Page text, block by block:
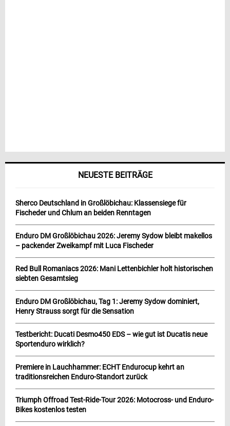
NEUESTE BEITRÄGE
Sherco Deutschland in Großlöbichau: Klassensiege für
Fischeder und Chlum an beiden Renntagen
Enduro DM Großlöbichau 2026: Jeremy Sydow bleibt makellos
– packender Zweikampf mit Luca Fischeder
Red Bull Romaniacs 2026: Mani Lettenbichler holt historischen
siebten Gesamtsieg
Enduro DM Großlöbichau, Tag 1: Jeremy Sydow dominiert,
Henry Strauss sorgt für die Sensation
Testbericht: Ducati Desmo450 EDS – wie gut ist Ducatis neue
Sportenduro wirklich?
Premiere in Lauchhammer: ECHT Endurocup kehrt an
traditionsreichen Enduro-Standort zurück
Triumph Offroad Test-Ride-Tour 2026: Motocross- und Enduro-
Bikes kostenlos testen